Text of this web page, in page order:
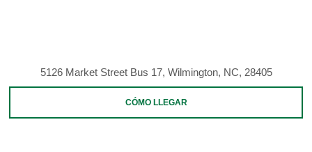
5126 Market Street Bus 17, Wilmington, NC, 28405
CÓMO LLEGAR